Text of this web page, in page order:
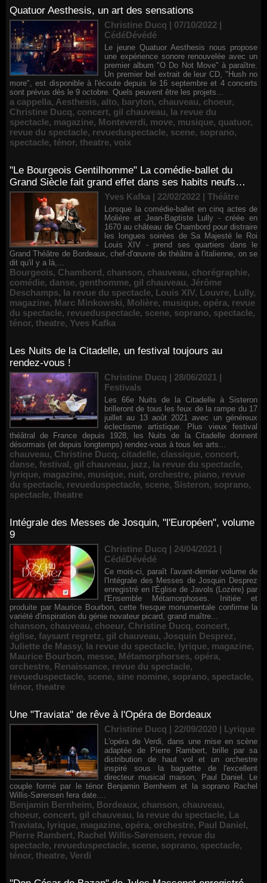
Quatuor Aesthesis, un art des sensations
Christine Ducq | 07/10/2022 |
CédéDévédé
Le jeune Quatuor Aesthesis nous propose
une expérience sonore renouvelée avec un
premier album "O Do Not Move" à paraître.
Un premier bel extrait de leur CD, "Hush no
more", est disponible à l'écoute depuis le 16 septembre et 4 concerts
sont prévus dès le 9 octobre. Quels peuvent être les projets...
a cappella, Aesthesis, alto, baryton, chauveau, choeur,
Christine Ducq, concert, gil chauveau, la revue du
spectacle, magazine, Monteverdi, move, musique, quatuor,
revue du spectacle, revueduspectacle, scene, soprano,
spectacle, ténor, theatre, voix
"Le Bourgeois Gentilhomme" La comédie-ballet du
Grand Siècle fait grand effet dans ses habits neufs…
Yves Kafka | 22/02/2022 | Théâtre
Lorsque la comédie-ballet en cinq actes de
Molière et Jean-Baptiste Lully - créée en
1670 au château de Chambord pour distraire
les longues soirées de Sa Majesté le Roi
Louis XIV - prend ses quartiers dans le
Grand Théâtre de Bordeaux, chef-d'œuvre de théâtre à l'italienne, on se
dit qu'il y a là,...
Bourgeois, Chambord, chanson, chauveau, chorégraphie,
comédie, danse, genthomme, gil chauveau, Jérôme
Deschamps, la revue du spectacle, Louis XIV, Louvre, Lully,
magazine, Marc Minkowski, Molière, musique, opéra, revue
du spectacle, revueduspectacle, scene, soprano, spectacle,
ténor, theatre, Yves Kafka
Les Nuits de la Citadelle, un festival toujours au
rendez-vous !
Christine Ducq | 28/06/2021 |
Festivals
Les 66e Nuits de la Citadelle à Sisteron
brilleront de tous les feux de la rampe du 17
juillet au 13 août 2021 avec un généreux
éclectisme artistique. Plus vieux festival
théâtral de France depuis 1928, les Nuits de la Citadelle donnent
désormais (et depuis longtemps) rendez-vous à tous les arts...
chauveau, Christine Ducq, citadelle, classique, concert,
danse, festival, gil chauveau, jazz, la revue du spectacle,
lyrique, magazine, musique, nuit, orchestre, piano, revue
du spectacle, revueduspectacle, scene, Sisteron, soprano,
spectacle, theatre
Intégrale des Messes de Josquin, "l'Européen", volume
9
Christine Ducq | 24/04/2021 |
CédéDévédé
Ce mois-ci, paraît l'avant-dernier volume de
l'Intégrale des Messes de Josquin Desprez
enregistré en l'Église de Javols (Lozère) par
l'Ensemble Métamorphoses. Initiée et
produite par Maurice Bourbon, cette fresque monumentale confirme la
variété d'inspiration du génie novateur picard, grand maître...
chanson, chauveau, choeur, Christine Ducq, concert,
église, faysant regretz, gil chauveau, Josquin Desprez,
Juliette de Massy, la revue du spectacle, lyrique, magazine,
Maurice Bourbon, messe, Métamorphorses, opéra,
orchestre, Renaissance, revue du spectacle,
revueduspectacle, scene, sine nomine, soprano, spectacle,
ténor, theatre
Une "Traviata" de rêve à l'Opéra de Bordeaux
Christine Ducq | 22/09/2020 | Lyrique
L'opéra de Verdi, dans une mise en scène
adaptée de Pierre Rambert, brille par sa
distribution de haut vol et un orchestre
inspiré sous la baguette de l'excellent
directeur musical maison, Paul Daniel. Le
couple formé par le ténor Benjamin Bernheim et la soprano Rachel
Willis-Sørensen fera date....
Benjamin Bernheim, Bordeaux, chanson, chauveau,
choeur, concert, gil chauveau, la revue du spectacle, La
Traviata, lyrique, magazine, opéra, orchestre, Paul Daniel,
Pierre Rambert, Rachel Willis-Sørensen, revue du
spectacle, revueduspectacle, scene, soprano, spectacle,
ténor, theatre, Verdi